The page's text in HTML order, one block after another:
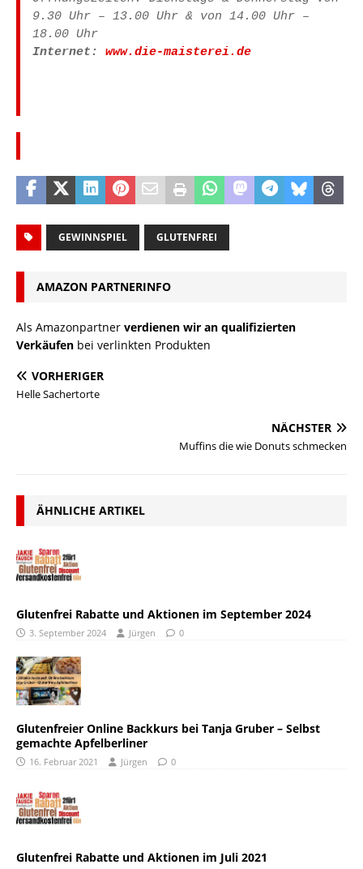
9.30 Uhr – 13.00 Uhr & von 14.00 Uhr –
18.00 Uhr
Internet:
www.die-maisterei.de
GEWINNSPIEL GLUTENFREI
AMAZON PARTNERINFO
Als Amazonpartner verdienen wir an qualifizierten
Verkäufen bei verlinkten Produkten
VORHERIGER
Helle Sachertorte
NÄCHSTER
Muffins die wie Donuts schmecken
ÄHNLICHE ARTIKEL
Glutenfrei Rabatte und Aktionen im September 2024
3. September 2024 Jürgen 0
Glutenfreier Online Backkurs bei Tanja Gruber – Selbst
gemachte Apfelberliner
16. Februar 2021 Jürgen 0
Glutenfrei Rabatte und Aktionen im Juli 2021